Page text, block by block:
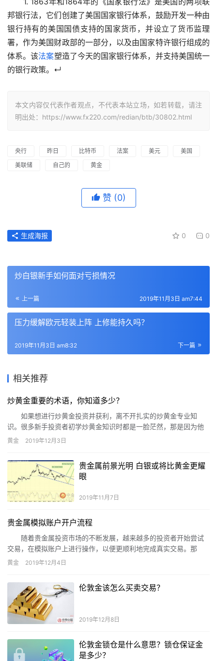
邦银行法，它们创建了美国国家银行体系，鼓励开发一种由
银行持有的美国国债支持的国家货币，并设立了货币监理
署，作为美国财政部的一部分，以及由国家特许银行组成的
体系。该法案塑造了今天的国家银行体系，并支持美国统一
的银行政策。↵
本文内容仅代表作者观点，不代表本站立场，如若转载，请注
明出处：https://www.fx220.com/redian/btb/30802.html
央行 昨日 比特币 法案 美元
美国
美联储
自己的 黄金
赞 (0)
0 0
生成海报
炒白银新手如何面对亏损情况
上一篇 2019年11月3日 am7:44
压力缓解欧元轻装上阵 上修能持久吗？
下一篇
2019年11月3日 am8:32
相关推荐
炒黄金重要的术语，你知道多少？
如果想进行炒黄金投资并获利，离不开扎实的炒黄金专业知
识。很多新手投资者初学炒黄金知识时都是一脸茫然，那是因为他
们连最最基础的炒黄金交易术语都不了解。下文就收集了几条常用
黄金 2019年12月3日
贵金属前景光明 白银或将比黄金更耀
眼
2019年11月7日
贵金属模拟账户开户流程
随着贵金属投资市场的不断发展，越来越多的投资者开始尝试
交易，在模拟账户上进行操作，以便更顺利地完成真实交易。那
么，贵金属模拟账户怎样开户呢?接下来，小编以万銮国际为例简单
黄金 2019年12月4日
伦敦金该怎么买卖交易？
2019年12月8日
伦敦金锁仓是什么意思？锁仓保证金
是多少？